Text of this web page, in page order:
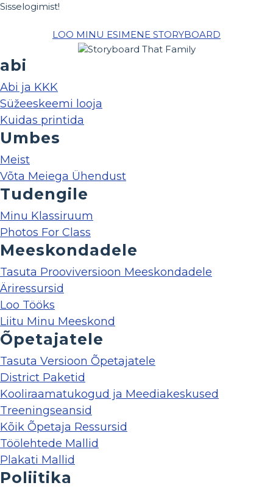
Sisselogimist!
LOO MINU ESIMENE STORYBOARD
abi
Abi ja KKK
Süžeeskeemi looja
Kuidas printida
Umbes
Meist
Võta Meiega Ühendust
Tudengile
Minu Klassiruum
Photos For Class
Meeskondadele
Tasuta Prooviversioon Meeskondadele
Äriressursid
Loo Tööks
Liitu Minu Meeskond
Õpetajatele
Tasuta Versioon Õpetajatele
District Paketid
Kooliraamatukogud ja Meediakeskused
Treeningseansid
Kõik Õpetaja Ressursid
Töölehtede Mallid
Plakati Mallid
Poliitika